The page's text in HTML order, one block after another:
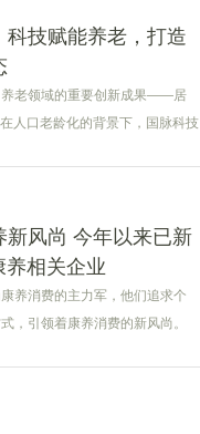
科技赋能养老，打造
养老领域的重要创新成果——居
人口老龄化的背景下，国脉科技
方案。
新风尚 今年以来已新
养相关企业
养消费的主力军，他们追求个
，引领着康养消费的新风尚。